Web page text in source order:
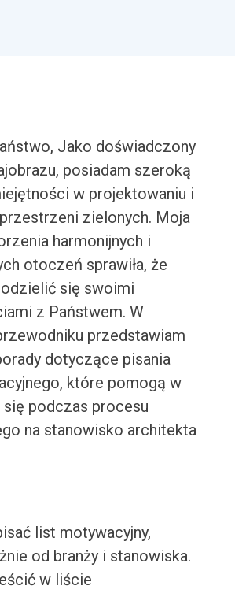
Jako doświadczony
posiadam szeroką
w projektowaniu i
zielonych. Moja
harmonijnych i
otoczeń sprawiła, że
się swoimi
z Państwem. W
przedstawiam
dotyczące pisania
które pomogą w
się podczas procesu
na stanowisko architekta
list motywacyjny,
od branży i stanowiska.
w liście